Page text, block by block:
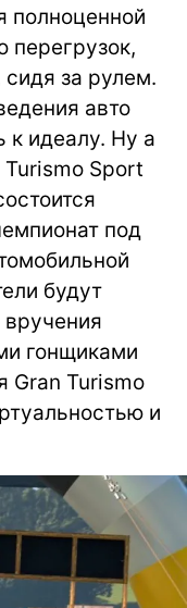
полноценной
перегрузок,
за рулем.
авто
к идеалу. Ну а
Turismo Sport
под
будут
гонщиками
Gran Turismo
и